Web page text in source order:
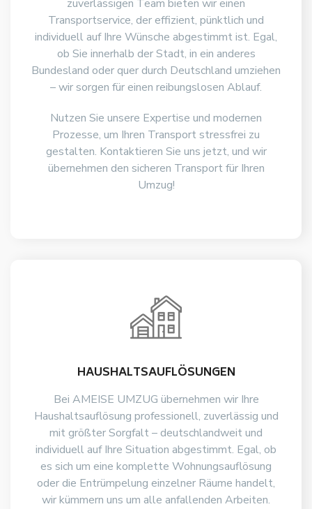
zuverlässigen Team bieten wir einen
Transportservice, der effizient, pünktlich und
individuell auf Ihre Wünsche abgestimmt ist. Egal,
ob Sie innerhalb der Stadt, in ein anderes
Bundesland oder quer durch Deutschland umziehen
– wir sorgen für einen reibungslosen Ablauf.
Nutzen Sie unsere Expertise und modernen
Prozesse, um Ihren Transport stressfrei zu
gestalten. Kontaktieren Sie uns jetzt, und wir
übernehmen den sicheren Transport für Ihren
Umzug!
HAUSHALTSAUFLÖSUNGEN
Bei AMEISE UMZUG übernehmen wir Ihre
Haushaltsauflösung professionell, zuverlässig und
mit größter Sorgfalt – deutschlandweit und
individuell auf Ihre Situation abgestimmt. Egal, ob
es sich um eine komplette Wohnungsauflösung
oder die Entrümpelung einzelner Räume handelt,
wir kümmern uns um alle anfallenden Arbeiten.